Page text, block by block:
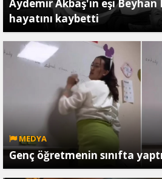
Aydemir Akbaş'ın eşi Beyhan
hayatını kaybetti
MEDYA
Genç öğretmenin sınıfta